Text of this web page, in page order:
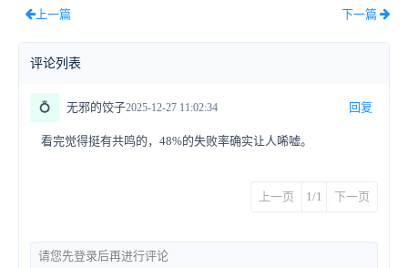
上一篇 下一篇
评论列表
💍 无邪的饺子2025-12-27 11:02:34 回复
看完觉得挺有共鸣的，48%的失败率确实让人唏嘘。
上一页 1/1 下一页